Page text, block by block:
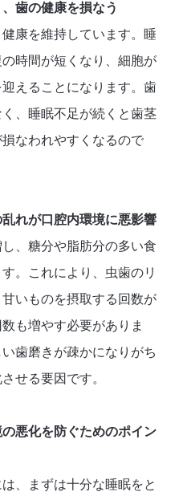
歯の健康を損なう
康を維持しています。睡
時間が短くなり、細胞が
えることになります。歯
、睡眠不足が続くと歯茎
なわれやすくなるので
れが口腔内環境に悪影響
、糖分や脂肪分の多い食
。これにより、虫歯のリ
いものを摂取する回数が
も増やす必要がありま
歯磨きが疎かになりがち
せる要因です。
悪化を防ぐためのポイン
、まずは十分な睡眠をと